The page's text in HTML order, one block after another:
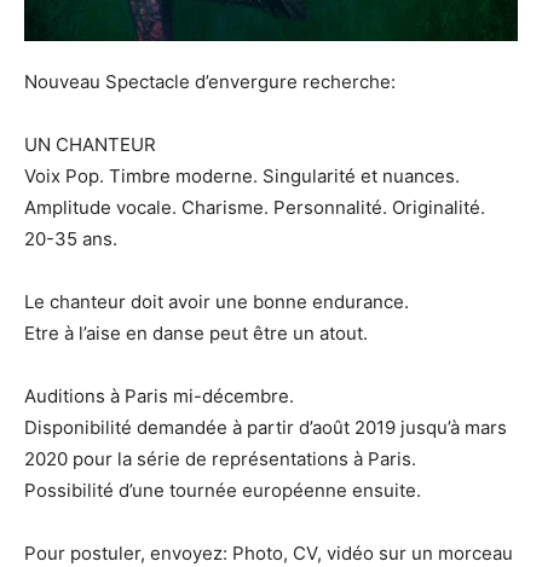
Nouveau Spectacle d’envergure recherche:
UN CHANTEUR
Voix Pop. Timbre moderne. Singularité et nuances.
Amplitude vocale. Charisme. Personnalité. Originalité.
20-35 ans.
Le chanteur doit avoir une bonne endurance.
Etre à l’aise en danse peut être un atout.
Auditions à Paris mi-décembre.
Disponibilité demandée à partir d’août 2019 jusqu’à mars
2020 pour la série de représentations à Paris.
Possibilité d’une tournée européenne ensuite.
Pour postuler, envoyez: Photo, CV, vidéo sur un morceau